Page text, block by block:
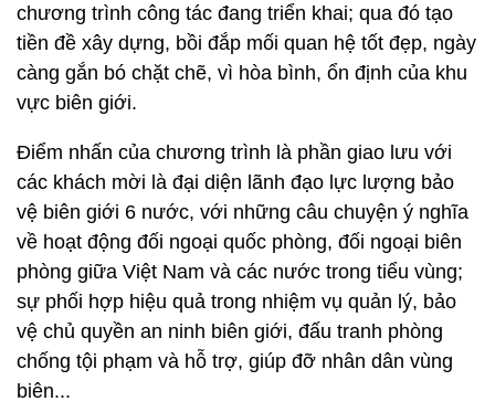
chương trình công tác đang triển khai; qua đó tạo
tiền đề xây dựng, bồi đắp mối quan hệ tốt đẹp, ngày
càng gắn bó chặt chẽ, vì hòa bình, ổn định của khu
vực biên giới.
Điểm nhấn của chương trình là phần giao lưu với
các khách mời là đại diện lãnh đạo lực lượng bảo
vệ biên giới 6 nước, với những câu chuyện ý nghĩa
về hoạt động đối ngoại quốc phòng, đối ngoại biên
phòng giữa Việt Nam và các nước trong tiểu vùng;
sự phối hợp hiệu quả trong nhiệm vụ quản lý, bảo
vệ chủ quyền an ninh biên giới, đấu tranh phòng
chống tội phạm và hỗ trợ, giúp đỡ nhân dân vùng
biên...